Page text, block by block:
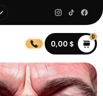
0,00 $
0